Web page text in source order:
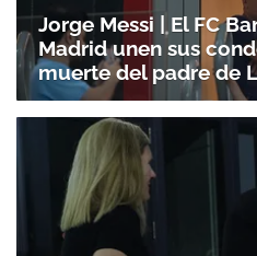
Jorge Messi | El FC
Madrid unen sus
muerte del padre de